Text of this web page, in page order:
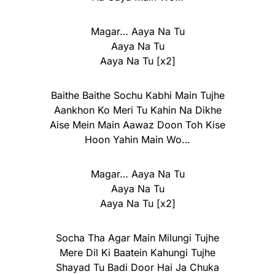
Magar… Aaya Na Tu
Aaya Na Tu
Aaya Na Tu [x2]
Baithe Baithe Sochu Kabhi Main Tujhe
Aankhon Ko Meri Tu Kahin Na Dikhe
Aise Mein Main Aawaz Doon Toh Kise
Hoon Yahin Main Wo…
Magar… Aaya Na Tu
Aaya Na Tu
Aaya Na Tu [x2]
Socha Tha Agar Main Milungi Tujhe
Mere Dil Ki Baatein Kahungi Tujhe
Shayad Tu Badi Door Hai Ja Chuka